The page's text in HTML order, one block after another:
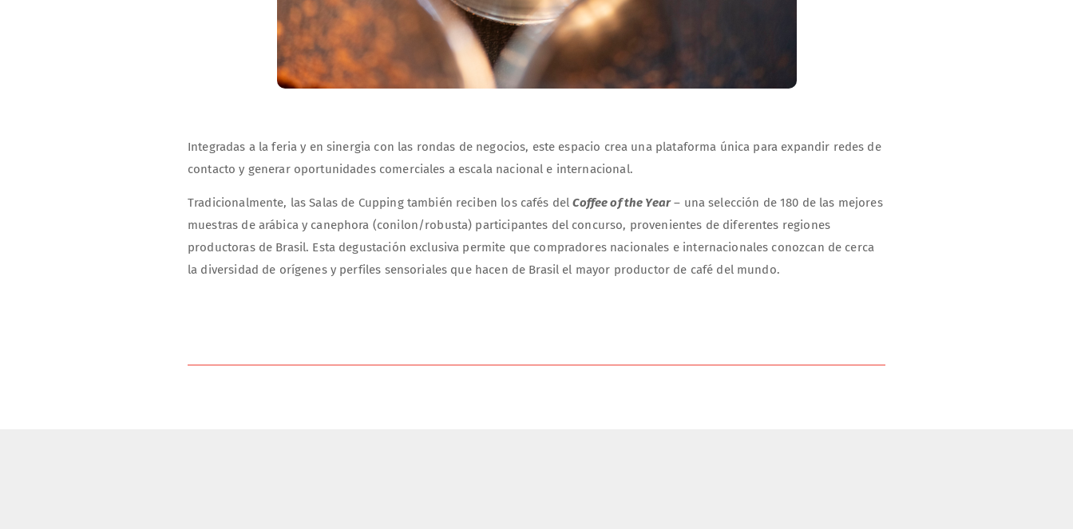
Integradas a la feria y en sinergia con las rondas de negocios, este espacio crea una plataforma única para expandir redes de
contacto y generar oportunidades comerciales a escala nacional e internacional.
Tradicionalmente, las Salas de Cupping también reciben los cafés delCoffee of the Year– una selección de 180 de las mejores
muestras de arábica y canephora (conilon/robusta) participantes del concurso, provenientes de diferentes regiones
productoras de Brasil. Esta degustación exclusiva permite que compradores nacionales e internacionales conozcan de cerca
la diversidad de orígenes y perfiles sensoriales que hacen de Brasil el mayor productor de café del mundo.